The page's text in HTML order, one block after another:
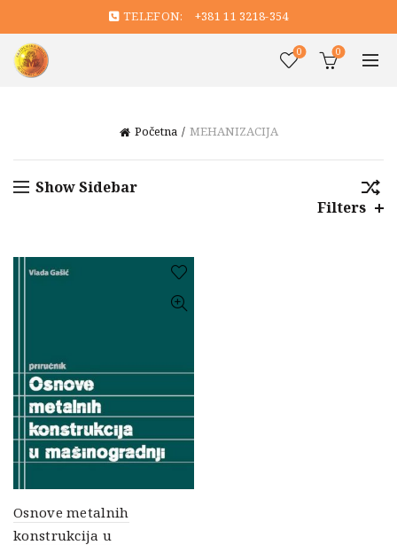
TELEFON: +381 11 3218-354
0 0
Početna MEHANIZACIJA
Show Sidebar
Filters
Osnove metalnih
konstrukcija u